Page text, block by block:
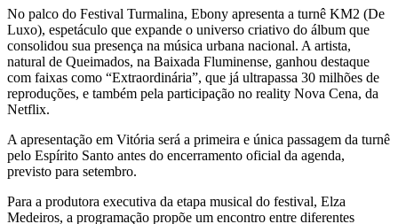
No palco do Festival Turmalina, Ebony apresenta a turnê KM2 (De
Luxo), espetáculo que expande o universo criativo do álbum que
consolidou sua presença na música urbana nacional. A artista,
natural de Queimados, na Baixada Fluminense, ganhou destaque
com faixas como “Extraordinária”, que já ultrapassa 30 milhões de
reproduções, e também pela participação no reality Nova Cena, da
Netflix.
A apresentação em Vitória será a primeira e única passagem da turnê
pelo Espírito Santo antes do encerramento oficial da agenda,
previsto para setembro.
Para a produtora executiva da etapa musical do festival, Elza
Medeiros, a programação propõe um encontro entre diferentes